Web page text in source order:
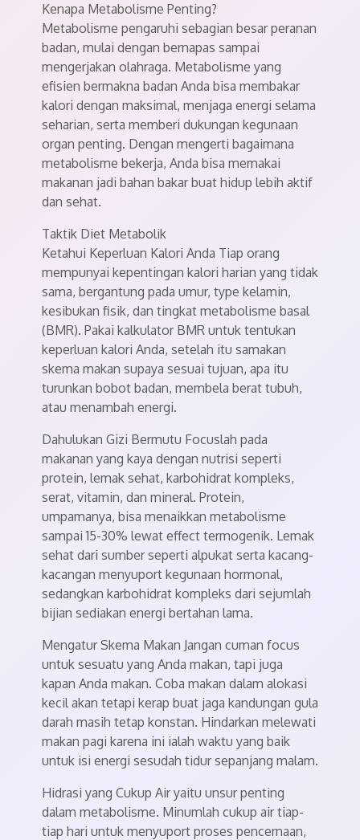
Kenapa Metabolisme Penting?
Metabolisme pengaruhi sebagian besar peranan
badan, mulai dengan bernapas sampai
mengerjakan olahraga. Metabolisme yang
efisien bermakna badan Anda bisa membakar
kalori dengan maksimal, menjaga energi selama
seharian, serta memberi dukungan kegunaan
organ penting. Dengan mengerti bagaimana
metabolisme bekerja, Anda bisa memakai
makanan jadi bahan bakar buat hidup lebih aktif
dan sehat.
Taktik Diet Metabolik
Ketahui Keperluan Kalori Anda Tiap orang
mempunyai kepentingan kalori harian yang tidak
sama, bergantung pada umur, type kelamin,
kesibukan fisik, dan tingkat metabolisme basal
(BMR). Pakai kalkulator BMR untuk tentukan
keperluan kalori Anda, setelah itu samakan
skema makan supaya sesuai tujuan, apa itu
turunkan bobot badan, membela berat tubuh,
atau menambah energi.
Dahulukan Gizi Bermutu Focuslah pada
makanan yang kaya dengan nutrisi seperti
protein, lemak sehat, karbohidrat kompleks,
serat, vitamin, dan mineral. Protein,
umpamanya, bisa menaikkan metabolisme
sampai 15-30% lewat effect termogenik. Lemak
sehat dari sumber seperti alpukat serta kacang-
kacangan menyuport kegunaan hormonal,
sedangkan karbohidrat kompleks dari sejumlah
bijian sediakan energi bertahan lama.
Mengatur Skema Makan Jangan cuman focus
untuk sesuatu yang Anda makan, tapi juga
kapan Anda makan. Coba makan dalam alokasi
kecil akan tetapi kerap buat jaga kandungan gula
darah masih tetap konstan. Hindarkan melewati
makan pagi karena ini ialah waktu yang baik
untuk isi energi sesudah tidur sepanjang malam.
Hidrasi yang Cukup Air yaitu unsur penting
dalam metabolisme. Minumlah cukup air tiap-
tiap hari untuk menyuport proses pencernaan,